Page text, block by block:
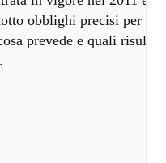
obblighi precisi per
prevede e quali risultati